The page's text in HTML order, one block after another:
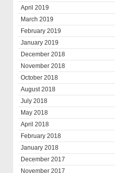
April 2019
March 2019
February 2019
January 2019
December 2018
November 2018
October 2018
August 2018
July 2018
May 2018
April 2018
February 2018
January 2018
December 2017
November 2017